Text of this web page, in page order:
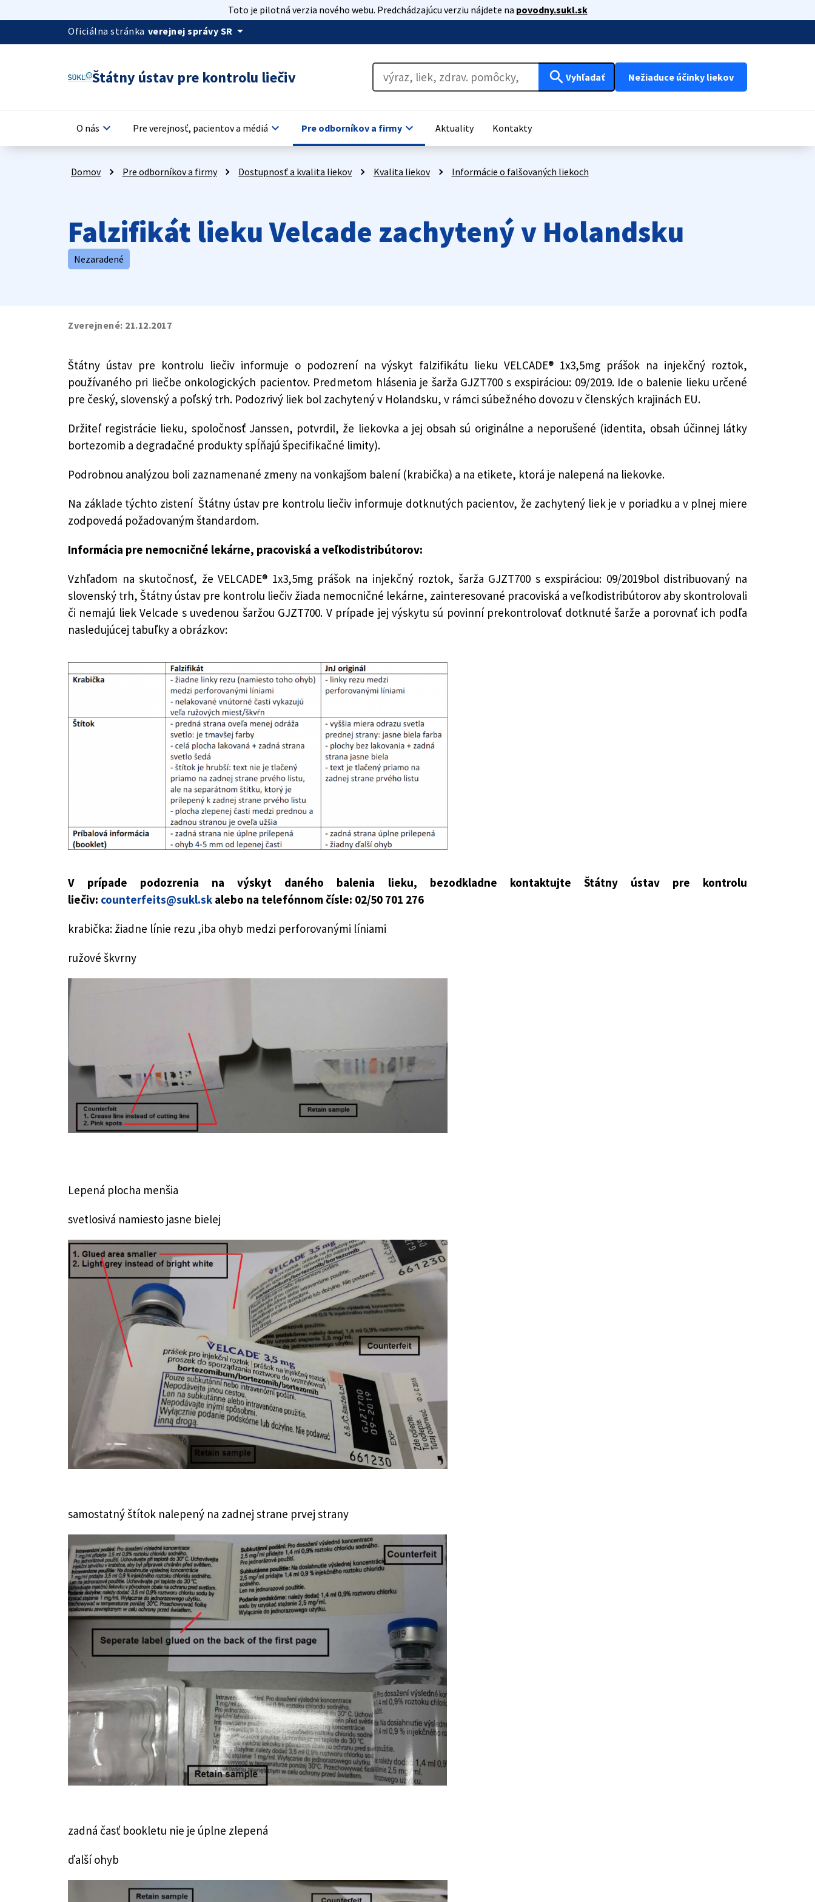
Toto je pilotná verzia nového webu. Predchádzajúcu verziu nájdete na povodny.sukl.sk
Oficiálna stránka verejnej správy SR arrow_drop_down
Štátny ústav pre kontrolu liečiv search Vyhľadať Nežiaduce účinky liekov
O nás keyboard_arrow_down Pre verejnosť, pacientov a médiá keyboard_arrow_down Pre odborníkov a firmy keyboard_arrow_down Aktuality Kontakty
Domov Pre odborníkov a firmy Dostupnosť a kvalita liekov Kvalita liekov Informácie o falšovaných liekoch
Falzifikát lieku Velcade zachytený v Holandsku
Nezaradené
Zverejnené: 21.12.2017
Štátny ústav pre kontrolu liečiv informuje o podozrení na výskyt falzifikátu lieku VELCADE® 1x3,5mg prášok na injekčný roztok,
používaného pri liečbe onkologických pacientov. Predmetom hlásenia je šarža GJZT700 s exspiráciou: 09/2019. Ide o balenie lieku určené
pre český, slovenský a poľský trh. Podozrivý liek bol zachytený v Holandsku, v rámci súbežného dovozu v členských krajinách EU.
Držiteľ registrácie lieku, spoločnosť Janssen, potvrdil, že liekovka a jej obsah sú originálne a neporušené (identita, obsah účinnej látky
bortezomib a degradačné produkty spĺňajú špecifikačné limity).
Podrobnou analýzou boli zaznamenané zmeny na vonkajšom balení (krabička) a na etikete, ktorá je nalepená na liekovke.
Na základe týchto zistení Štátny ústav pre kontrolu liečiv informuje dotknutých pacientov, že zachytený liek je v poriadku a v plnej miere
zodpovedá požadovaným štandardom.
Informácia pre nemocničné lekárne, pracoviská a veľkodistribútorov:
Vzhľadom na skutočnosť, že VELCADE® 1x3,5mg prášok na injekčný roztok, šarža GJZT700 s exspiráciou: 09/2019bol distribuovaný na
slovenský trh, Štátny ústav pre kontrolu liečiv žiada nemocničné lekárne, zainteresované pracoviská a veľkodistribútorov aby skontrolovali
či nemajú liek Velcade s uvedenou šaržou GJZT700. V prípade jej výskytu sú povinní prekontrolovať dotknuté šarže a porovnať ich podľa
nasledujúcej tabuľky a obrázkov:
V prípade podozrenia na výskyt daného balenia lieku, bezodkladne kontaktujte Štátny ústav pre kontrolu
liečiv: counterfeits@sukl.sk alebo na telefónnom čísle: 02/50 701 276
krabička: žiadne línie rezu ,iba ohyb medzi perforovanými líniami
ružové škvrny
Lepená plocha menšia
svetlosivá namiesto jasne bielej
samostatný štítok nalepený na zadnej strane prvej strany
zadná časť bookletu nie je úplne zlepená
ďalší ohyb